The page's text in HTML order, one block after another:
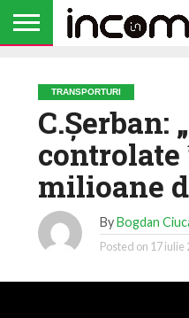
TRANSPORTURI
C.Șerban:
milioane
ByBogdan
Posted on 17 iulie